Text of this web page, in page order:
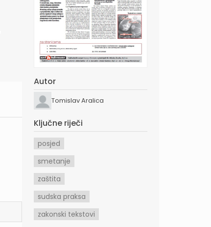
Autor
Tomislav Aralica
Ključne riječi
posjed
smetanje
zaštita
sudska praksa
zakonski tekstovi